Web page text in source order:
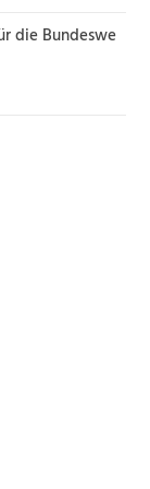
die Bundeswe